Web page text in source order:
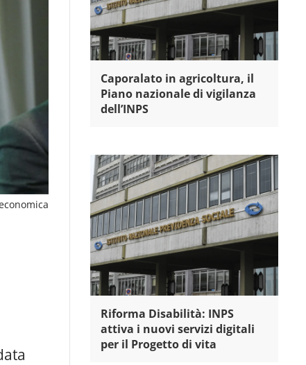
Caporalato in agricoltura, il
Piano nazionale di vigilanza
dell’INPS
Riforma Disabilità: INPS
attiva i nuovi servizi digitali
per il Progetto di vita